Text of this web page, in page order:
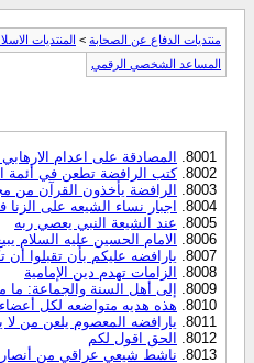
منتديات الدفاع عن الصحابة > المنتديات
المساعد الشخصي الرقمي
المصادقة على اعدام
كتب الرافضة تطعن في أئمة
الرافضة يأخذون القرآن من
اجبار نساء الشيعه على
عند الشيعة النبي يعصي ربه
الامام الحسين عليه السلام
يارافضه عليكم بأن تقبلوا أن
الزامات تهدم دين الإمامية
إلى أهل السنة والجماعة: ما
هذه هديه متواضعه لكل
يارافضه المعصوم يلعن من
الحق اقول لكم
ناشط شيعي عراقي من أنصار